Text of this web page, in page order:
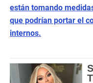
están tomando
que podrían portar el
internos.